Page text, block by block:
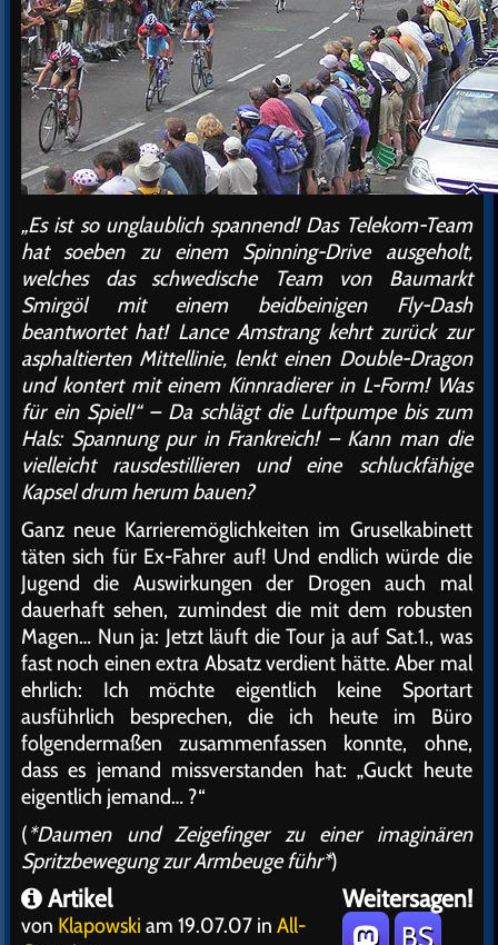
„Es ist so unglaublich spannend! Das Telekom-Team
hat soeben zu einem Spinning-Drive ausgeholt,
welches das schwedische Team von Baumarkt
Smirgöl mit einem beidbeinigen Fly-Dash
beantwortet hat! Lance Amstrang kehrt zurück zur
asphaltierten Mittellinie, lenkt einen Double-Dragon
und kontert mit einem Kinnradierer in L-Form! Was
für ein Spiel!“ – Da schlägt die Luftpumpe bis zum
Hals: Spannung pur in Frankreich! – Kann man die
vielleicht rausdestillieren und eine schluckfähige
Kapsel drum herum bauen?
Ganz neue Karrieremöglichkeiten im Gruselkabinett
täten sich für Ex-Fahrer auf! Und endlich würde die
Jugend die Auswirkungen der Drogen auch mal
dauerhaft sehen, zumindest die mit dem robusten
Magen… Nun ja: Jetzt läuft die Tour ja auf Sat.1., was
fast noch einen extra Absatz verdient hätte. Aber mal
ehrlich: Ich möchte eigentlich keine Sportart
ausführlich besprechen, die ich heute im Büro
folgendermaßen zusammenfassen konnte, ohne,
dass es jemand missverstanden hat: „Guckt heute
eigentlich jemand… ?“
(*Daumen und Zeigefinger zu einer imaginären
Spritzbewegung zur Armbeuge führ*)
Weitersagen!
BS
Artikel
von Klapowski am 19.07.07 in All-